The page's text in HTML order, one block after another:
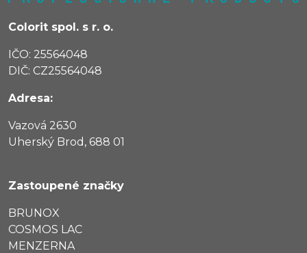
Colorit spol. s r. o.
IČO: 25564048
DIČ: CZ25564048
Adresa:
Vazová 2630
Uherský Brod, 688 01
Zastoupené značky
BRUNOX
COSMOS LAC
MENZERNA